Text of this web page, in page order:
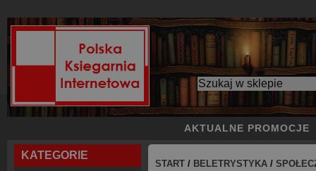
AKTUALNE PROMOCJE
KATEGORIE
START / BELETRYSTYKA /